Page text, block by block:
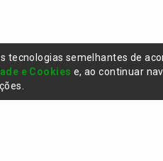
tecnologias semelhantes de
e Cookies e, ao continuar